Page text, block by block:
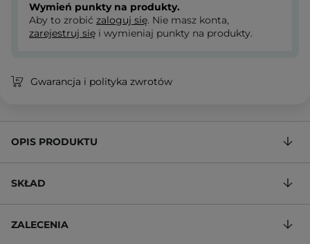
Wymień punkty na produkty.
Aby to zrobić zaloguj się. Nie masz konta,
zarejestruj się i wymieniaj punkty na produkty.
Gwarancja i polityka zwrotów
OPIS PRODUKTU
SKŁAD
ZALECENIA